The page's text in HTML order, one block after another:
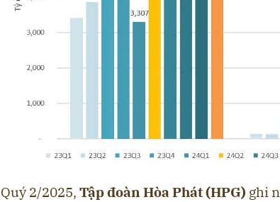
Quý 2/2025, Tập đoàn Hòa Phát (HPG) ghi